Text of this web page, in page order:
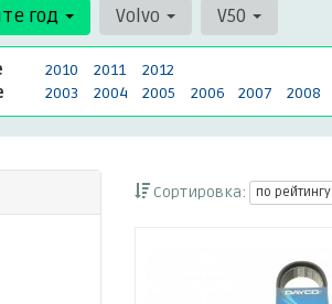
год
2010 2011
2012
2003 2004 2005 2006 2007 2008
Volvo V50
Сортировка: по рейтингу